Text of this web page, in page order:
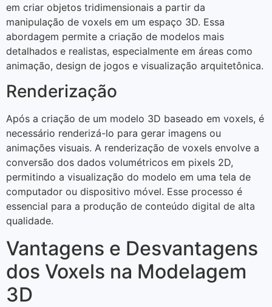
em criar objetos tridimensionais a partir da
manipulação de voxels em um espaço 3D. Essa
abordagem permite a criação de modelos mais
detalhados e realistas, especialmente em áreas como
animação, design de jogos e visualização arquitetônica.
Renderização
Após a criação de um modelo 3D baseado em voxels, é
necessário renderizá-lo para gerar imagens ou
animações visuais. A renderização de voxels envolve a
conversão dos dados volumétricos em pixels 2D,
permitindo a visualização do modelo em uma tela de
computador ou dispositivo móvel. Esse processo é
essencial para a produção de conteúdo digital de alta
qualidade.
Vantagens e Desvantagens
dos Voxels na Modelagem
3D